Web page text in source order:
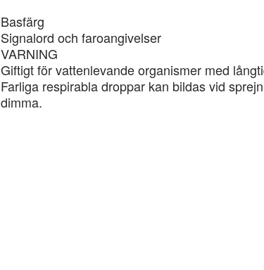
Basfärg
Signalord och faroangivelser
VARNING
Giftigt för vattenlevande organismer med
Farliga respirabla droppar kan bildas vid
dimma.